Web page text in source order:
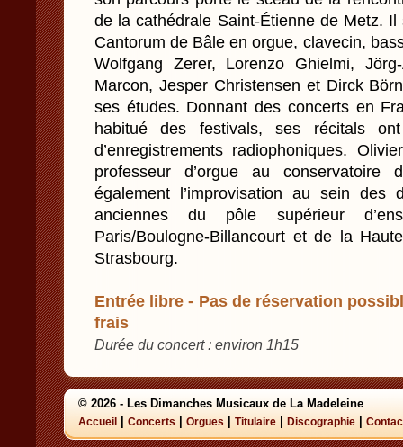
de la cathédrale Saint-Étienne de Metz.
Cantorum de Bâle en orgue, clavecin,
Wolfgang Zerer, Lorenzo Ghielmi,
Marcon, Jesper Christensen et Dirck
ses études. Donnant des concerts en
habitué des festivals, ses récitals
d’enregistrements radiophoniques.
professeur d’orgue au conservatoire
également l’improvisation au sein des
anciennes du pôle supérieur
Paris/Boulogne-Billancourt et de la
Strasbourg.
Entrée libre - Pas de réservation
frais
Durée du concert : environ 1h15
© 2026 - Les Dimanches Musicaux de La Madeleine
Accueil Concerts Orgues Titulaire Discographie